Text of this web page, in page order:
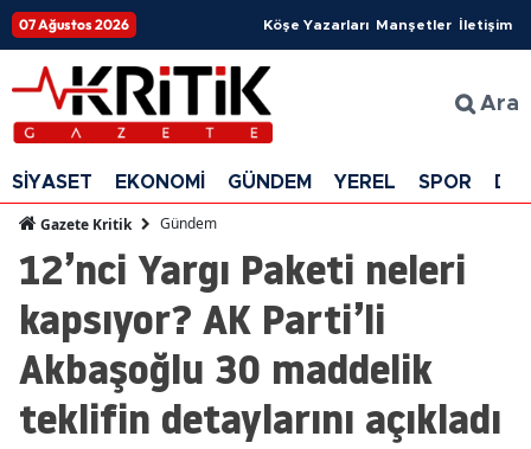
07 Ağustos 2026 Köşe Yazarları Manşetler İletişim
Ara
SİYASET EKONOMİ GÜNDEM YEREL SPOR
Gazete Kritik Gündem
12’nci Yargı Paketi neleri
kapsıyor? AK Parti’li
Akbaşoğlu 30 maddelik
teklifin detaylarını açıkladı